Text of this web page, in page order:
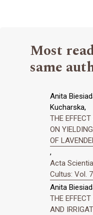
Most
same
Anita
Kucharska,
THE
ON
OF
,
Acta
Cultus: Vol.
Anita
THE
AND